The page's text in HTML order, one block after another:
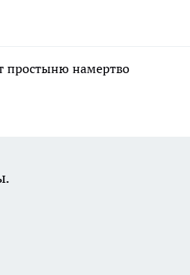
простыню намертво